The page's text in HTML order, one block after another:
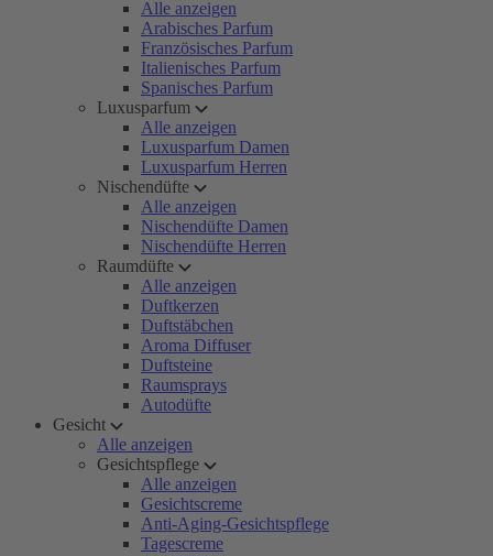
Alle anzeigen
Arabisches Parfum
Französisches Parfum
Italienisches Parfum
Spanisches Parfum
Luxusparfum
Alle anzeigen
Luxusparfum Damen
Luxusparfum Herren
Nischendüfte
Alle anzeigen
Nischendüfte Damen
Nischendüfte Herren
Raumdüfte
Alle anzeigen
Duftkerzen
Duftstäbchen
Aroma Diffuser
Duftsteine
Raumsprays
Autodüfte
Gesicht
Alle anzeigen
Gesichtspflege
Alle anzeigen
Gesichtscreme
Anti-Aging-Gesichtspflege
Tagescreme